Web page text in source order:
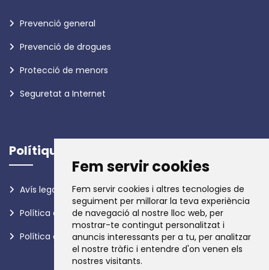
Fem servir cookies
Fem servir cookies i altres tecnologies de
seguiment per millorar la teva experiència
de navegació al nostre lloc web, per
mostrar-te contingut personalitzat i
anuncis interessants per a tu, per analitzar
el nostre tràfic i entendre d'on venen els
nostres visitants.
Prevenció general
Prevenció de drogues
Protecció de menors
Seguretat a Internet
Polítiques
Avís legal
Política de privadesa
Política de galetes